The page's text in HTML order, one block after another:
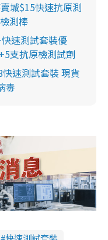
城$15快速抗原測
測棒
速測試套裝優
支抗原檢測試劑
速測試套裝 現貨
毒